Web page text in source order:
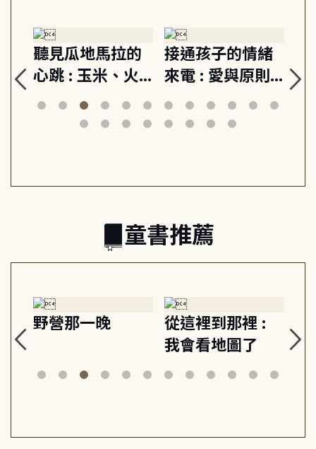
聽見瓜地馬拉的
心跳 : 玉米、火
山與信仰, 外交官
筆下的現代馬雅
接通孩子的情緒
來電 : 愛與原則,
建立教養的安定
節奏 22個行動練
關
童書推薦
野營那一晚
從這裡到那裡 :
我會看地圖了
美